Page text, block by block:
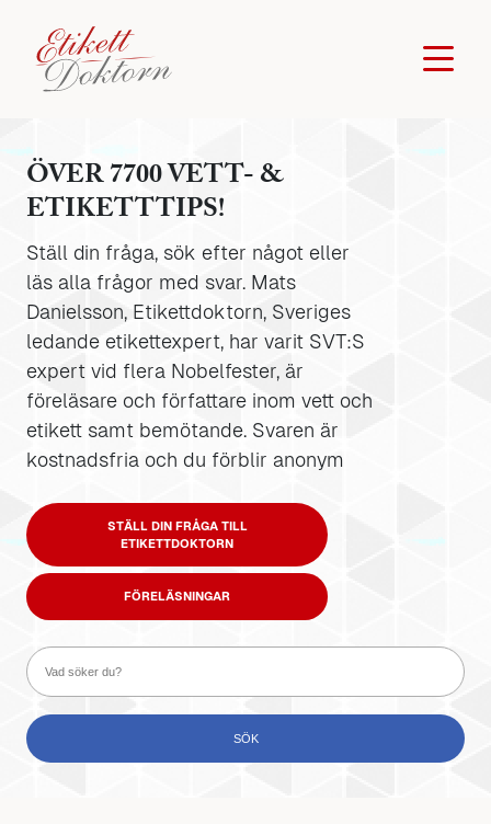
ÖVER 7700 VETT- &
ETIKETTTIPS!
Ställ din fråga, sök efter något eller
läs alla frågor med svar. Mats
Danielsson, Etikettdoktorn, Sveriges
ledande etikettexpert, har varit SVT:S
expert vid flera Nobelfester, är
föreläsare och författare inom vett och
etikett samt bemötande. Svaren är
kostnadsfria och du förblir anonym
STÄLL DIN FRÅGA TILL
ETIKETTDOKTORN
FÖRELÄSNINGAR